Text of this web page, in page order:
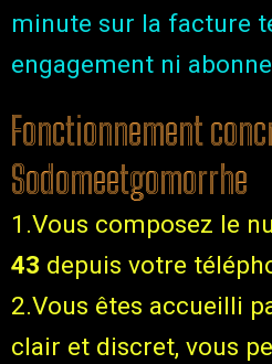
minute sur la facture
engagement ni
Fonctionnement
Sodomeetgomorrhe
1.Vous composez le
43 depuis votre
2.Vous êtes accueilli
clair et discret, vous